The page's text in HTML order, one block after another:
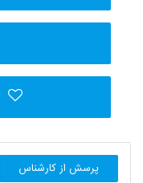
پرسش از کارشناس